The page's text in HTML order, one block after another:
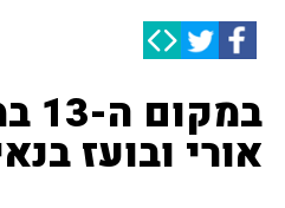
אורי ובועז